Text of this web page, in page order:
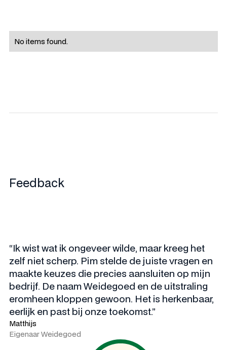
No items found.
Feedback
“Ik wist wat ik ongeveer wilde, maar kreeg het
zelf niet scherp. Pim stelde de juiste vragen en
maakte keuzes die precies aansluiten op mijn
bedrijf. De naam Weidegoed en de uitstraling
eromheen kloppen gewoon. Het is herkenbaar,
eerlijk en past bij onze toekomst.”
Matthijs
Eigenaar Weidegoed